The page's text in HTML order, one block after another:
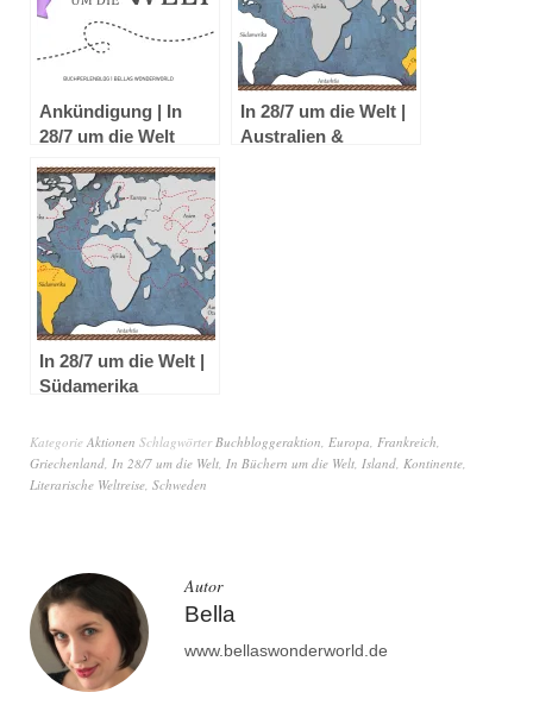
Ankündigung | In
28/7 um die Welt
In 28/7 um die Welt |
Australien &
In 28/7 um die Welt |
Südamerika
Kategorie Aktionen Schlagwörter Buchbloggeraktion Europa Frankreich
Griechenland In 28/7 um die Welt In Büchern um die Welt Island Kontinente
Literarische Weltreise Schweden
Autor
Bella
www.bellaswonderworld.de